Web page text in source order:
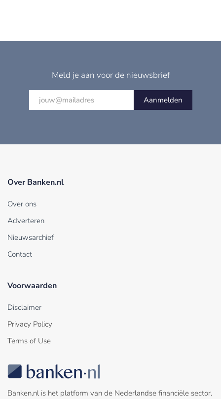
Meld je aan voor de nieuwsbrief
Aanmelden
Over Banken.nl
Over ons
Adverteren
Nieuwsarchief
Contact
Voorwaarden
Disclaimer
Privacy Policy
Terms of Use
Banken.nl is het platform van de Nederlandse financiële sector.